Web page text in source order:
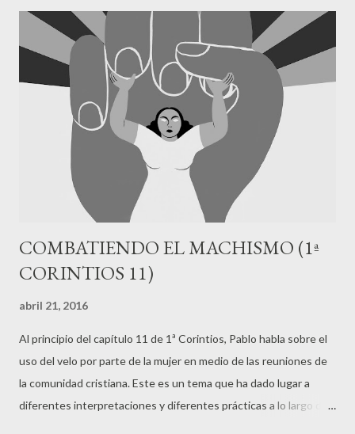
hubiera vínculos más seguro. La iglesia Nuevo Testamentaria,
como veremos en capítulos posteriores, usaban la participación
en sus reuniones regulares. El modelo de culto actual, basado en
la manifestación de los dones de uno o dos, es algo no
solamente extraño para las personas nuevo testamentarias,
sino contradictorio con los énfasis y soluciones de Pablo. Las
COMBATIENDO EL MACHISMO (1ª
CORINTIOS 11)
abril 21, 2016
Al principio del capítulo 11 de 1ª Corintios, Pablo habla sobre el
uso del velo por parte de la mujer en medio de las reuniones de
la comunidad cristiana. Este es un tema que ha dado lugar a
diferentes interpretaciones y diferentes prácticas a lo largo de